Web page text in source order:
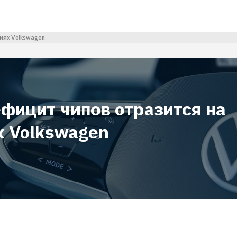
Volkswagen
чипов отразится на
Volkswagen